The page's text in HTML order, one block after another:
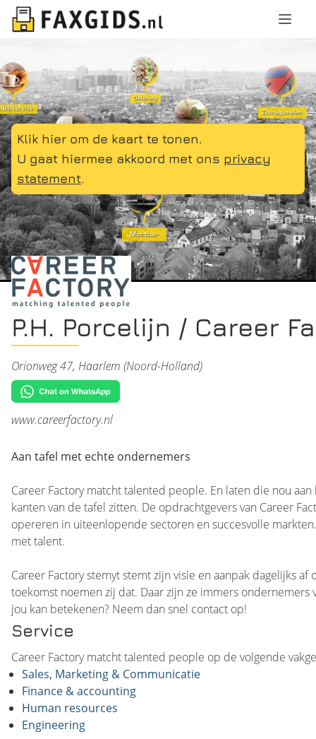
Klik hier om de kaart te tonen.
U gaat hiermee akkoord met ons privacy
statement.
P.H. Porcelijn / Career
Orionweg 47, Haarlem (Noord-Holland)
www.careerfactory.nl
Aan tafel met echte ondernemers
Career Factory matcht talented people. En laten die nou
kanten van de tafel zitten. De opdrachtgevers van Career
opereren in uiteenlopende sectoren en succesvolle
met talent.
Career Factory stemyt stemt zijn visie en aanpak dagelijks
toekomst noemen zij dat. Daar zijn ze immers ondernemers
jou kan betekenen? Neem dan snel contact op!
Service
Career Factory matcht talented people op de volgende
Sales, Marketing & Communicatie
Finance & accounting
Human resources
Engineering